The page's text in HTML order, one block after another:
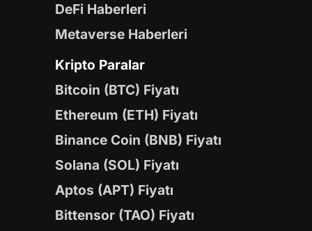
DeFi Haberleri
Metaverse Haberleri
Kripto Paralar
Bitcoin (BTC) Fiyatı
Ethereum (ETH) Fiyatı
Binance Coin (BNB) Fiyatı
Solana (SOL) Fiyatı
Aptos (APT) Fiyatı
Bittensor (TAO) Fiyatı